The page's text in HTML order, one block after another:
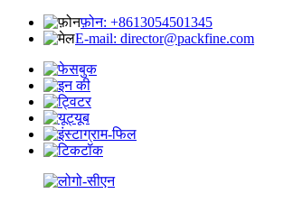
फ़ोन: +8613054501345
E-mail: director@packfine.com